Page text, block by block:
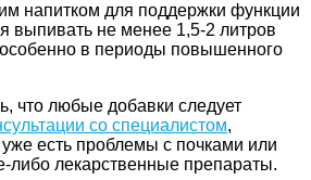
напитком для поддержки функции
выпивать не менее 1,5-2 литров
в периоды повышенного
что любые добавки следует
со специалистом,
есть проблемы с почками или
либо лекарственные препараты.